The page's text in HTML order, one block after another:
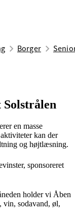
Borger
Solstrålen
en masse
kan der
og højtlæsning.
sponsoreret
holder vi Åben
vin, sodavand, øl,